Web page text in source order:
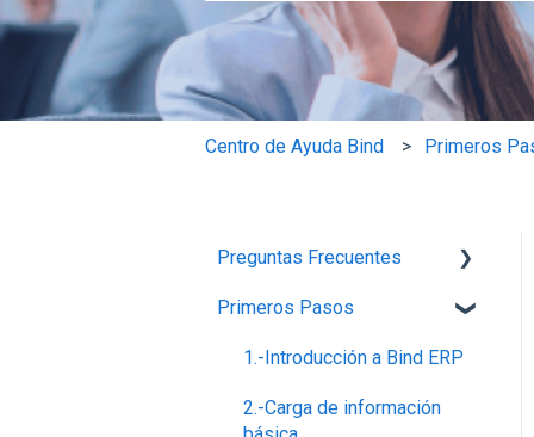
No hay sugerencias porque el
Centro de Ayuda Bind Primeros
Preguntas Frecuentes
Planes,Add-ons y Precios
Generalidades del Sistema
Soporte-Errores
Primeros Pasos
1.-Introducción a Bind ERP
2.-Carga de información